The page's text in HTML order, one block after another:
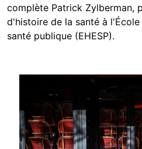
complète Patrick Zylberman,
d'histoire de la santé à
santé publique (EHESP).